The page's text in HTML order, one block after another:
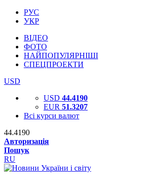
РУС
УКР
ВІДЕО
ФОТО
НАЙПОПУЛЯРНІШІ
СПЕЦПРОЕКТИ
USD
USD 44.4190
EUR 51.3207
Всі курси валют
44.4190
Авторизація
Пошук
RU